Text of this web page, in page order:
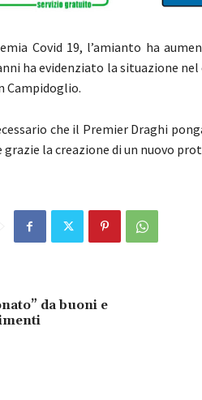
Covid 19, l’amianto ha
ha evidenziato la situazione
Campidoglio.
che il Premier Draghi
grazie la creazione di un nuovo
da buoni e